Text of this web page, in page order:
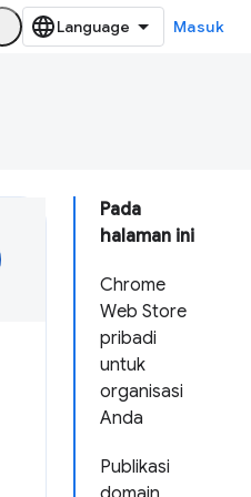
Masuk
Pada
halaman ini
Chrome
Web Store
pribadi
untuk
organisasi
Anda
Publikasi